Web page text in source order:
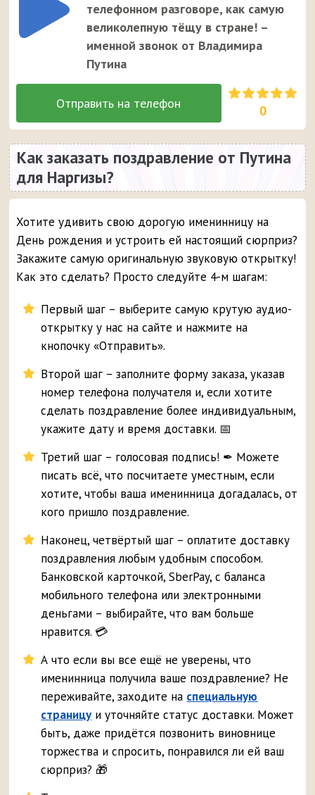
телефонном разговоре, как самую
великолепную тёщу в стране! –
именной звонок от Владимира
Путина
0
Как заказать поздравление от Путина
для Наргизы?
Хотите удивить свою дорогую именинницу на
День рождения и устроить ей настоящий сюрприз?
Закажите самую оригинальную звуковую открытку!
Как это сделать? Просто следуйте 4-м шагам:
Первый шаг – выберите самую крутую аудио-
открытку у нас на сайте и нажмите на
кнопочку «Отправить».
Второй шаг – заполните форму заказа, указав
номер телефона получателя и, если хотите
сделать поздравление более индивидуальным,
укажите дату и время доставки. 📅
Третий шаг – голосовая подпись! ✒ Можете
писать всё, что посчитаете уместным, если
хотите, чтобы ваша именинница догадалась, от
кого пришло поздравление.
Наконец, четвёртый шаг – оплатите доставку
поздравления любым удобным способом.
Банковской карточкой, SberPay, с баланса
мобильного телефона или электронными
деньгами – выбирайте, что вам больше
нравится. 💳
А что если вы все ещё не уверены, что
именинница получила ваше поздравление? Не
переживайте, заходите на специальную
страницуи уточняйте статус доставки. Может
быть, даже придётся позвонить виновнице
торжества и спросить, понравился ли ей ваш
сюрприз? 🎁